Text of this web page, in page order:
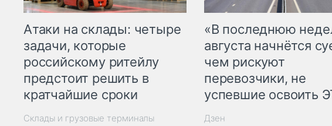
Атаки на склады: четыре
задачи, которые
российскому ритейлу
предстоит решить в
кратчайшие сроки
Склады и грузовые терминалы
«В последнюю
августа начнётся
чем рискуют
перевозчики, не
успевшие освоить
Дзен